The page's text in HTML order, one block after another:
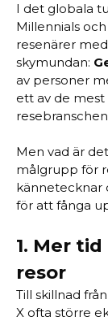
I det globala
Millennials
resenärer
skymundan:
av personer
ett av de
Men vad är
målgrupp för
kännetecknar
för att fånga
1. Mer
resor
Till skillnad
X ofta större